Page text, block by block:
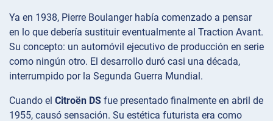
Ya en 1938, Pierre Boulanger había comenzado a pensar
en lo que debería sustituir eventualmente al Traction Avant.
Su concepto: un automóvil ejecutivo de producción en serie
como ningún otro. El desarrollo duró casi una década,
interrumpido por la Segunda Guerra Mundial.
Cuando el Citroën DS fue presentado finalmente en abril de
1955, causó sensación. Su estética futurista era como